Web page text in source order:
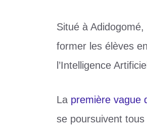
Situé à
former les élèves
l’Intelligence
La première vague
se poursuivent